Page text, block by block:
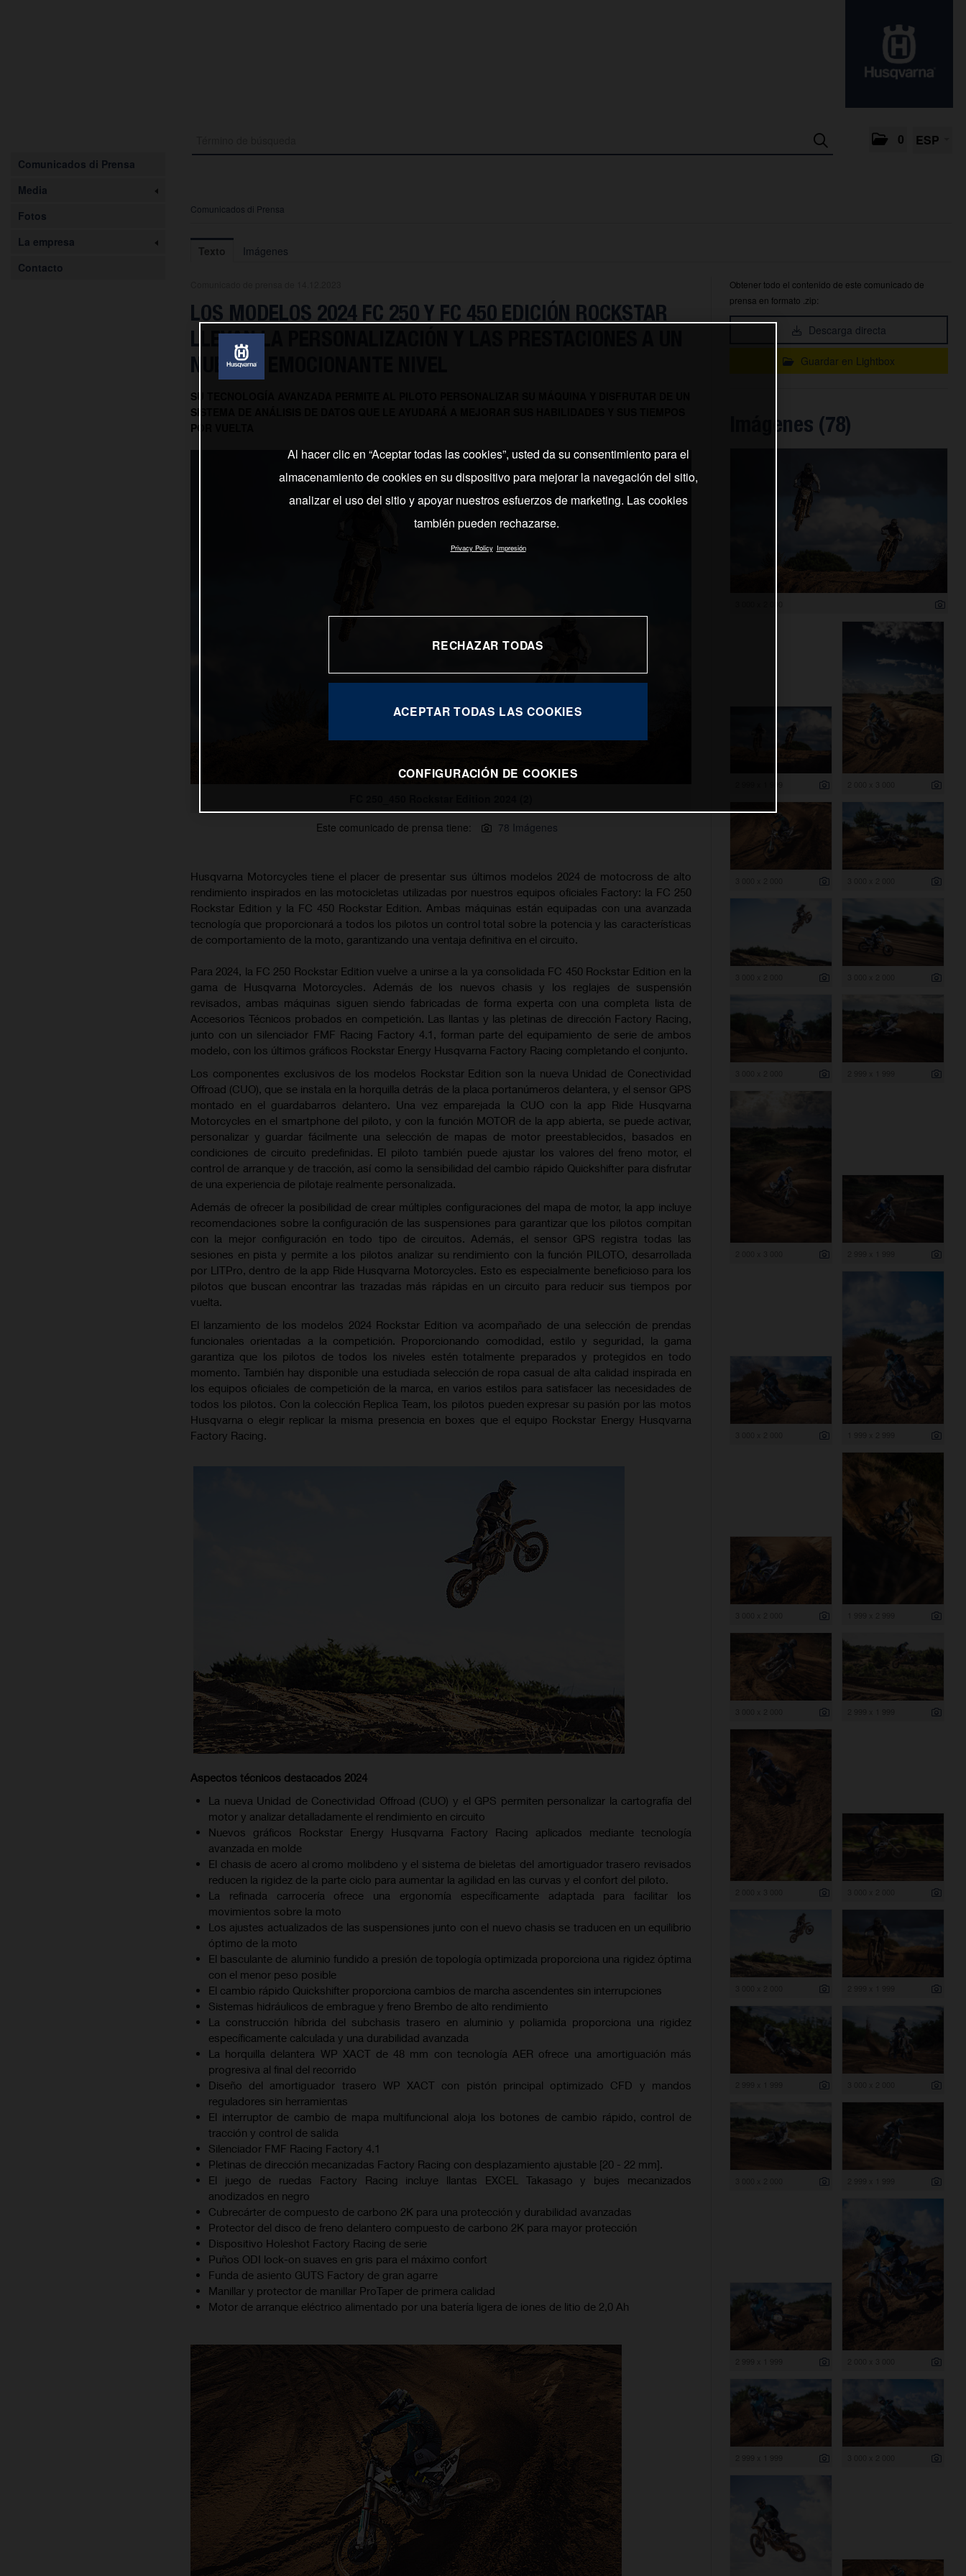
0 ESP
Comunicados di Prensa
Media
Fotos
La empresa
Contacto
Comunicados di Prensa
Texto Imágenes
LOS MODELOS 2024 FC 250 Y FC 450 EDICIÓN ROCKSTAR
LLEVAN LA PERSONALIZACIÓN Y LAS PRESTACIONES A UN
NUEVO Y EMOCIONANTE NIVEL
SU TECNOLOGÍA AVANZADA PERMITE AL PILOTO PERSONALIZAR SU MÁQUINA Y DISFRUTAR DE UN
SISTEMA DE ANÁLISIS DE DATOS QUE LE AYUDARÁ A MEJORAR SUS HABILIDADES Y SUS TIEMPOS
POR VUELTA
Este comunicado de prensa tiene:
78 Imágenes
Husqvarna Motorcycles tiene el placer de presentar sus últimos modelos 2024 de motocross de alto
rendimiento inspirados en las motocicletas utilizadas por nuestros equipos oficiales Factory: la FC 250
Rockstar Edition y la FC 450 Rockstar Edition. Ambas máquinas están equipadas con una avanzada
tecnología que proporcionará a todos los pilotos un control total sobre la potencia y las características
de comportamiento de la moto, garantizando una ventaja definitiva en el circuito.
Para 2024, la FC 250 Rockstar Edition vuelve a unirse a la ya consolidada FC 450 Rockstar Edition en la
gama de Husqvarna Motorcycles. Además de los nuevos chasis y los reglajes de suspensión
revisados, ambas máquinas siguen siendo fabricadas de forma experta con una completa lista de
Accesorios Técnicos probados en competición. Las llantas y las pletinas de dirección Factory Racing,
junto con un silenciador FMF Racing Factory 4.1, forman parte del equipamiento de serie de ambos
modelo, con los últimos gráficos Rockstar Energy Husqvarna Factory Racing completando el conjunto.
Los componentes exclusivos de los modelos Rockstar Edition son la nueva Unidad de Conectividad
Offroad (CUO), que se instala en la horquilla detrás de la placa portanúmeros delantera, y el sensor GPS
montado en el guardabarros delantero. Una vez emparejada la CUO con la app Ride Husqvarna
Motorcycles en el smartphone del piloto, y con la función MOTOR de la app abierta, se puede activar,
personalizar y guardar fácilmente una selección de mapas de motor preestablecidos, basados en
condiciones de circuito predefinidas. El piloto también puede ajustar los valores del freno motor, el
control de arranque y de tracción, así como la sensibilidad del cambio rápido Quickshifter para disfrutar
de una experiencia de pilotaje realmente personalizada.
Además de ofrecer la posibilidad de crear múltiples configuraciones del mapa de motor, la app incluye
recomendaciones sobre la configuración de las suspensiones para garantizar que los pilotos compitan
con la mejor configuración en todo tipo de circuitos. Además, el sensor GPS registra todas las
sesiones en pista y permite a los pilotos analizar su rendimiento con la función PILOTO, desarrollada
por LITPro, dentro de la app Ride Husqvarna Motorcycles. Esto es especialmente beneficioso para los
pilotos que buscan encontrar las trazadas más rápidas en un circuito para reducir sus tiempos por
vuelta.
El lanzamiento de los modelos 2024 Rockstar Edition va acompañado de una selección de prendas
funcionales orientadas a la competición. Proporcionando comodidad, estilo y seguridad, la gama
garantiza que los pilotos de todos los niveles estén totalmente preparados y protegidos en todo
momento. También hay disponible una estudiada selección de ropa casual de alta calidad inspirada en
los equipos oficiales de competición de la marca, en varios estilos para satisfacer las necesidades de
todos los pilotos. Con la colección Replica Team, los pilotos pueden expresar su pasión por las motos
Husqvarna o elegir replicar la misma presencia en boxes que el equipo Rockstar Energy Husqvarna
Factory Racing.
Aspectos técnicos destacados 2024
La nueva Unidad de Conectividad Offroad (CUO) y el GPS permiten personalizar la cartografía del
motor y analizar detalladamente el rendimiento en circuito
Nuevos gráficos Rockstar Energy Husqvarna Factory Racing aplicados mediante tecnología
avanzada en molde
El chasis de acero al cromo molibdeno y el sistema de bieletas del amortiguador trasero revisados
reducen la rigidez de la parte ciclo para aumentar la agilidad en las curvas y el confort del piloto.
La refinada carrocería ofrece una ergonomía específicamente adaptada para facilitar los
movimientos sobre la moto
Los ajustes actualizados de las suspensiones junto con el nuevo chasis se traducen en un equilibrio
óptimo de la moto
El basculante de aluminio fundido a presión de topología optimizada proporciona una rigidez óptima
con el menor peso posible
El cambio rápido Quickshifter proporciona cambios de marcha ascendentes sin interrupciones
Sistemas hidráulicos de embrague y freno Brembo de alto rendimiento
La construcción híbrida del subchasis trasero en aluminio y poliamida proporciona una rigidez
específicamente calculada y una durabilidad avanzada
La horquilla delantera WP XACT de 48 mm con tecnología AER ofrece una amortiguación más
progresiva al final del recorrido
Diseño del amortiguador trasero WP XACT con pistón principal optimizado CFD y mandos
reguladores sin herramientas
El interruptor de cambio de mapa multifuncional aloja los botones de cambio rápido, control de
tracción y control de salida
Silenciador FMF Racing Factory 4.1
Pletinas de dirección mecanizadas Factory Racing con desplazamiento ajustable [20 - 22 mm].
El juego de ruedas Factory Racing incluye llantas EXCEL Takasago y bujes mecanizados
anodizados en negro
Cubrecárter de compuesto de carbono 2K para una protección y durabilidad avanzadas
Protector del disco de freno delantero compuesto de carbono 2K para mayor protección
Dispositivo Holeshot Factory Racing de serie
Puños ODI lock-on suaves en gris para el máximo confort
Funda de asiento GUTS Factory de gran agarre
Manillar y protector de manillar ProTaper de primera calidad
Motor de arranque eléctrico alimentado por una batería ligera de iones de litio de 2,0 Ah
Obtener todo el contenido de este comunicado de
prensa en formato .zip:
Descarga directa
Guardar en Lightbox
Imágenes (78)
Al hacer clic en “Aceptar todas las cookies”, usted da su consentimiento para el
almacenamiento de cookies en su dispositivo para mejorar la navegación del sitio,
analizar el uso del sitio y apoyar nuestros esfuerzos de marketing. Las cookies
también pueden rechazarse.
Privacy Policy Impresión
RECHAZAR TODAS
ACEPTAR TODAS LAS COOKIES
CONFIGURACIÓN DE COOKIES